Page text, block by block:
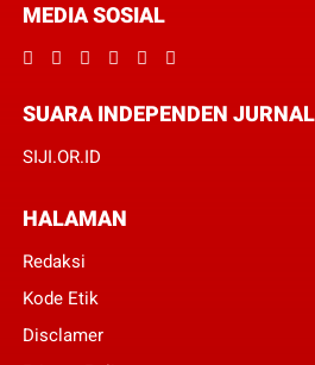
MEDIA SOSIAL
SUARA INDEPENDEN
SIJI.OR.ID
HALAMAN
Redaksi
Kode Etik
Disclamer